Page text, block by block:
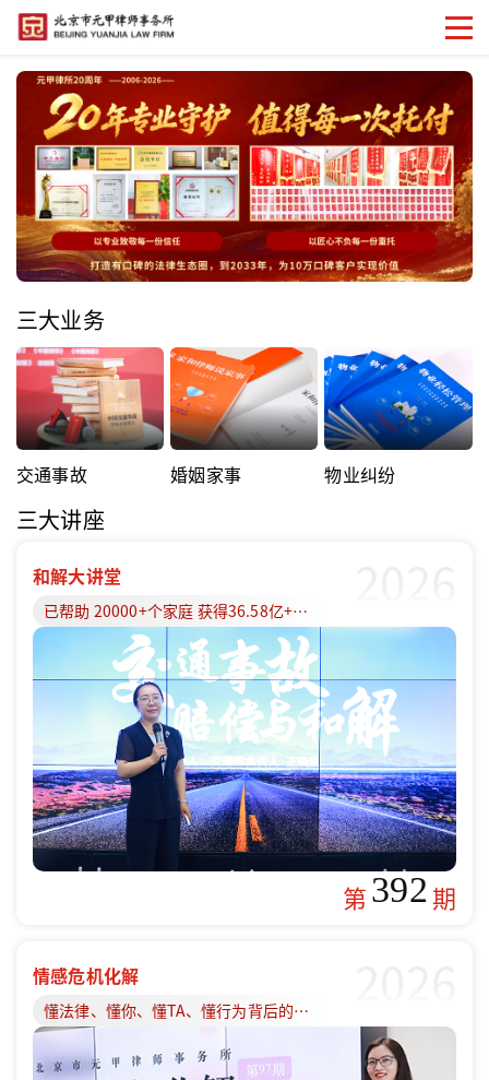
三大业务
交通事故 婚姻家事 物业纠纷
三大讲座
和解大讲堂
已帮助 20000+个家庭 获得36.58亿+赔偿款
第392期
情感危机化解
懂法律、懂你、懂TA、懂行为背后的原因